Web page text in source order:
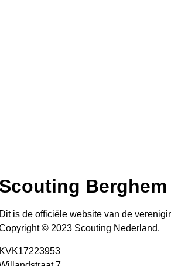
Scouting Berghem
Dit is de officiële website van de
© 2023 Scouting Nederland.
KVK17223953